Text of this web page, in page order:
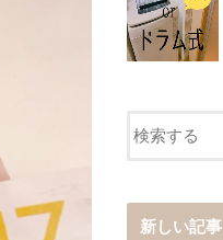
新しい記事